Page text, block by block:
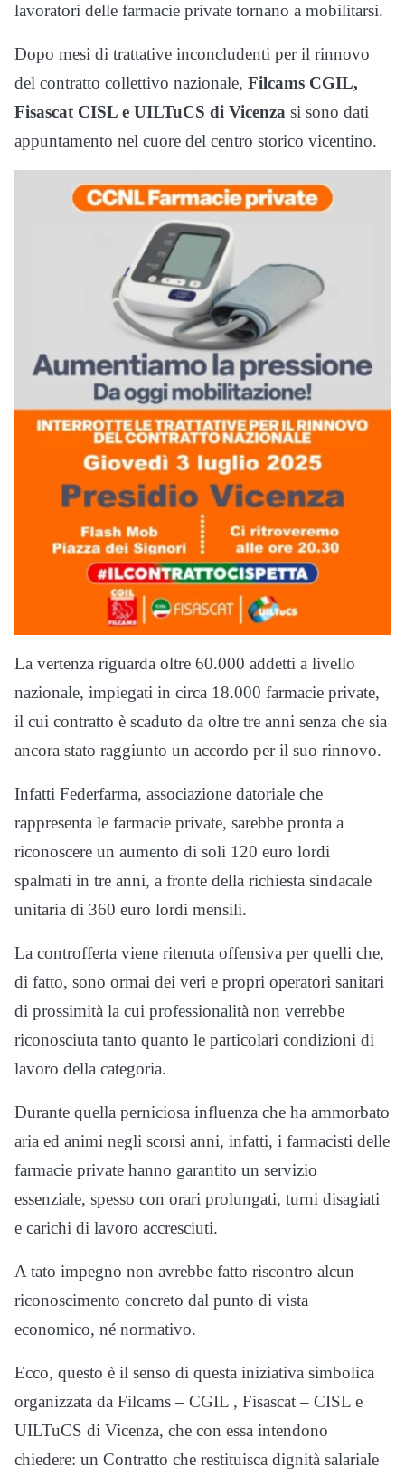
lavoratori delle farmacie private tornano a mobilitarsi.
Dopo mesi di trattative inconcludenti per il rinnovo
del contratto collettivo nazionale, Filcams CGIL,
Fisascat CISL e UILTuCS di Vicenza si sono dati
appuntamento nel cuore del centro storico vicentino.
La vertenza riguarda oltre 60.000 addetti a livello
nazionale, impiegati in circa 18.000 farmacie private,
il cui contratto è scaduto da oltre tre anni senza che sia
ancora stato raggiunto un accordo per il suo rinnovo.
Infatti Federfarma, associazione datoriale che
rappresenta le farmacie private, sarebbe pronta a
riconoscere un aumento di soli 120 euro lordi
spalmati in tre anni, a fronte della richiesta sindacale
unitaria di 360 euro lordi mensili.
La controfferta viene ritenuta offensiva per quelli che,
di fatto, sono ormai dei veri e propri operatori sanitari
di prossimità la cui professionalità non verrebbe
riconosciuta tanto quanto le particolari condizioni di
lavoro della categoria.
Durante quella perniciosa influenza che ha ammorbato
aria ed animi negli scorsi anni, infatti, i farmacisti delle
farmacie private hanno garantito un servizio
essenziale, spesso con orari prolungati, turni disagiati
e carichi di lavoro accresciuti.
A tato impegno non avrebbe fatto riscontro alcun
riconoscimento concreto dal punto di vista
economico, né normativo.
Ecco, questo è il senso di questa iniziativa simbolica
organizzata da Filcams – CGIL , Fisascat – CISL e
UILTuCS di Vicenza, che con essa intendono
chiedere: un Contratto che restituisca dignità salariale